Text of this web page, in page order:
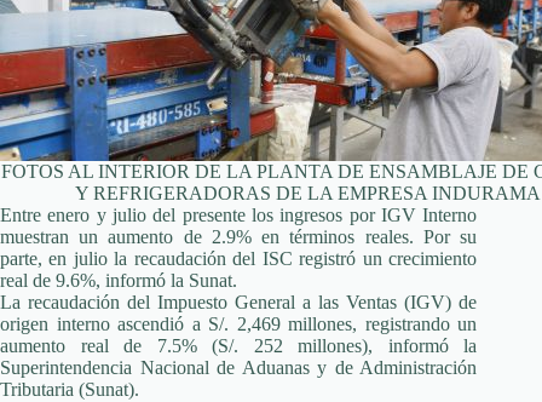
FOTOS AL INTERIOR DE LA PLANTA DE ENSAMBLAJE DE
Y REFRIGERADORAS DE LA EMPRESA
Entre enero y julio del presente los ingresos por IGV Interno
muestran un aumento de 2.9% en términos reales. Por su
parte, en julio la recaudación del ISC registró un crecimiento
real de 9.6%, informó la Sunat.
La recaudación del Impuesto General a las Ventas (IGV) de
origen interno ascendió a S/. 2,469 millones, registrando un
aumento real de 7.5% (S/. 252 millones), informó la
Superintendencia Nacional de Aduanas y de Administración
Tributaria (Sunat).